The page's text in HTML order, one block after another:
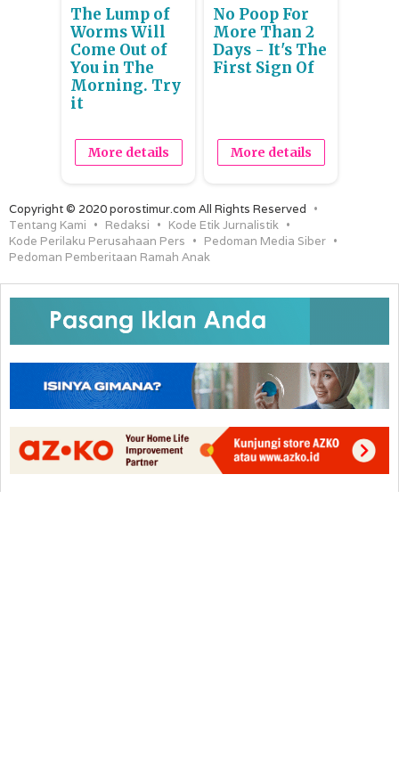
The Lump of
Worms Will
Come Out of
You in The
Morning. Try
it
More details
No Poop For
More Than 2
Days - It's The
First Sign Of
More details
Copyright © 2020 porostimur.com All Rights Reserved
Tentang Kami
Redaksi
Kode Etik Jurnalistik
Kode Perilaku Perusahaan Pers
Pedoman Media Siber
Pedoman Pemberitaan Ramah Anak